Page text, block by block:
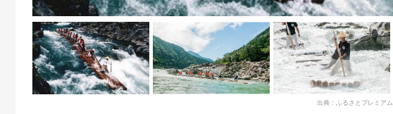
出典：ふるさとプレミアム